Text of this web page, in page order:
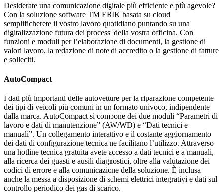
Desiderate una comunicazione digitale più efficiente e più agevole?
Con la soluzione software TM ERIK basata su cloud
semplificherete il vostro lavoro quotidiano puntando su una
digitalizzazione futura dei processi della vostra officina. Con
funzioni e moduli per l’elaborazione di documenti, la gestione di
valori lavoro, la redazione di note di accredito o la gestione di fatture
e solleciti.
AutoCompact
I dati più importanti delle autovetture per la riparazione competente
dei tipi di veicoli più comuni in un formato univoco, indipendente
dalla marca. AutoCompact si compone dei due moduli “Parametri di
lavoro e dati di manutenzione” (AW/WD) e “Dati tecnici e
manuali”. Un collegamento interattivo e il costante aggiornamento
dei dati di configurazione tecnica ne facilitano l’utilizzo. Attraverso
una hotline tecnica gratuita avete accesso a dati tecnici e a manuali,
alla ricerca dei guasti e ausili diagnostici, oltre alla valutazione dei
codici di errore e alla comunicazione della soluzione. È inclusa
anche la messa a disposizione di schemi elettrici integrativi e dati sul
controllo periodico dei gas di scarico.